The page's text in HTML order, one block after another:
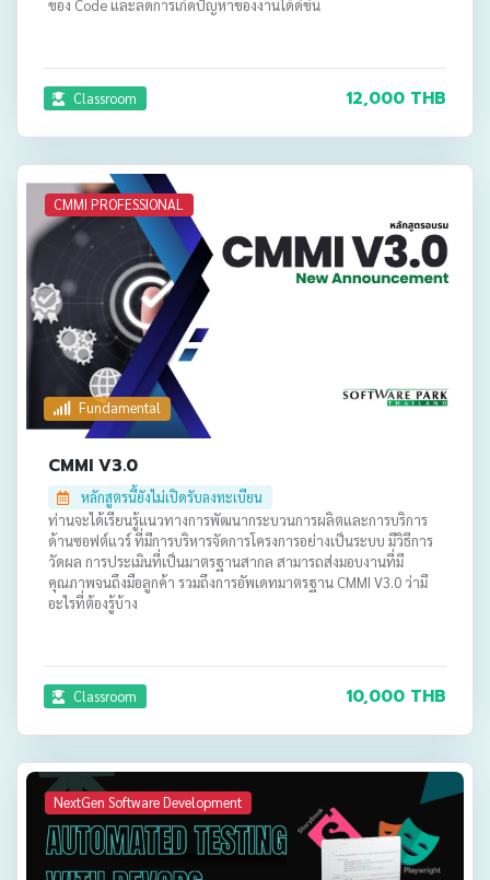
ของ Code และลดการเกิดปัญหาของงานได้ดีขึ้น
Classroom 12,000 THB
CMMI PROFESSIONAL
Fundamental
CMMI V3.0
หลักสูตรนี้ยังไม่เปิดรับลงทะเบียน
ท่านจะได้เรียนรู้แนวทางการพัฒนากระบวนการผลิตและการบริการ
ด้านซอฟต์แวร์ ที่มีการบริหารจัดการโครงการอย่างเป็นระบบ มีวิธีการ
วัดผล การประเมินที่เป็นมาตรฐานสากล สามารถส่งมอบงานที่มี
คุณภาพจนถึงมือลูกค้า รวมถึงการอัพเดทมาตรฐาน CMMI V3.0 ว่ามี
อะไรที่ต้องรู้บ้าง
Classroom 10,000 THB
NextGen Software Development